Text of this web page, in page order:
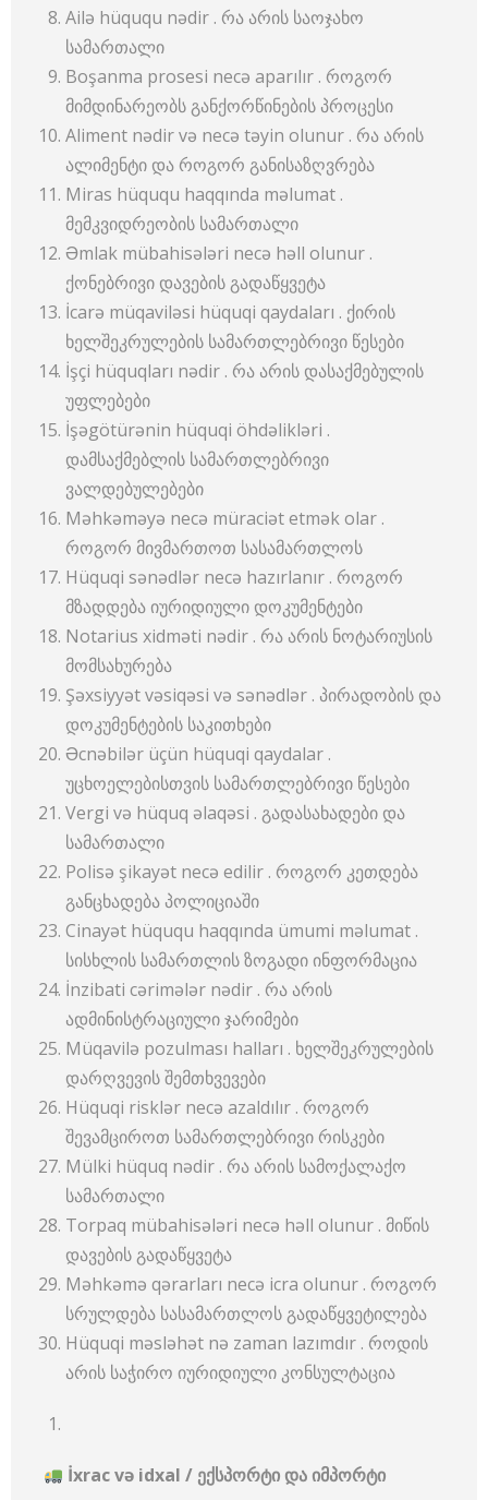
Ailə hüququ nədir . რა არის საოჯახო
სამართალი
Boşanma prosesi necə aparılır . როგორ
მიმდინარეობს განქორწინების პროცესი
Aliment nədir və necə təyin olunur . რა არის
ალიმენტი და როგორ განისაზღვრება
Miras hüququ haqqında məlumat .
მემკვიდრეობის სამართალი
Əmlak mübahisələri necə həll olunur .
ქონებრივი დავების გადაწყვეტა
İcarə müqaviləsi hüquqi qaydaları . ქირის
ხელშეკრულების სამართლებრივი წესები
İşçi hüquqları nədir . რა არის დასაქმებულის
უფლებები
İşəgötürənin hüquqi öhdəlikləri .
დამსაქმებლის სამართლებრივი
ვალდებულებები
Məhkəməyə necə müraciət etmək olar .
როგორ მივმართოთ სასამართლოს
Hüquqi sənədlər necə hazırlanır . როგორ
მზადდება იურიდიული დოკუმენტები
Notarius xidməti nədir . რა არის ნოტარიუსის
მომსახურება
Şəxsiyyət vəsiqəsi və sənədlər . პირადობის და
დოკუმენტების საკითხები
Əcnəbilər üçün hüquqi qaydalar .
უცხოელებისთვის სამართლებრივი წესები
Vergi və hüquq əlaqəsi . გადასახადები და
სამართალი
Polisə şikayət necə edilir . როგორ კეთდება
განცხადება პოლიციაში
Cinayət hüququ haqqında ümumi məlumat .
სისხლის სამართლის ზოგადი ინფორმაცია
İnzibati cərimələr nədir . რა არის
ადმინისტრაციული ჯარიმები
Müqavilə pozulması halları . ხელშეკრულების
დარღვევის შემთხვევები
Hüquqi risklər necə azaldılır . როგორ
შევამციროთ სამართლებრივი რისკები
Mülki hüquq nədir . რა არის სამოქალაქო
სამართალი
Torpaq mübahisələri necə həll olunur . მიწის
დავების გადაწყვეტა
Məhkəmə qərarları necə icra olunur . როგორ
სრულდება სასამართლოს გადაწყვეტილება
Hüquqi məsləhət nə zaman lazımdır . როდის
არის საჭირო იურიდიული კონსულტაცია
İxrac və idxal / ექსპორტი და იმპორტი